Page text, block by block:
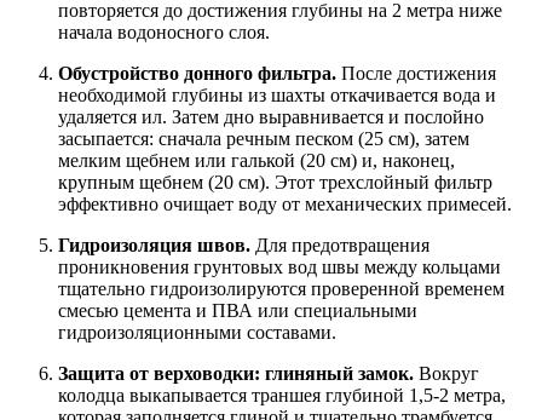
повторяется до достижения глубины на 2 метра ниже
начала водоносного слоя.
Обустройство донного фильтра. После достижения
необходимой глубины из шахты откачивается вода и
удаляется ил. Затем дно выравнивается и послойно
засыпается: сначала речным песком (25 см), затем
мелким щебнем или галькой (20 см) и, наконец,
крупным щебнем (20 см). Этот трехслойный фильтр
эффективно очищает воду от механических примесей.
Гидроизоляция швов. Для предотвращения
проникновения грунтовых вод швы между кольцами
тщательно гидроизолируются проверенной временем
смесью цемента и ПВА или специальными
гидроизоляционными составами.
Защита от верховодки: глиняный замок. Вокруг
колодца выкапывается траншея глубиной 1,5-2 метра,